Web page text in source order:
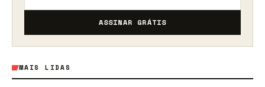
ASSINAR GRÁTIS
MAIS LIDAS